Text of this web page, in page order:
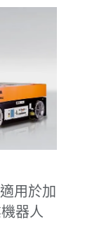
用於加
器人